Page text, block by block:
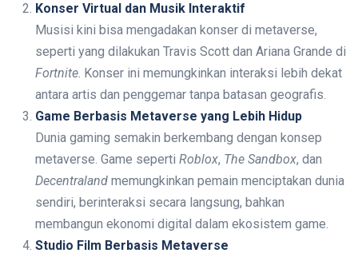
Konser Virtual dan Musik Interaktif
Musisi kini bisa mengadakan konser di metaverse,
seperti yang dilakukan Travis Scott dan Ariana Grande di
Fortnite. Konser ini memungkinkan interaksi lebih dekat
antara artis dan penggemar tanpa batasan geografis.
Game Berbasis Metaverse yang Lebih Hidup
Dunia gaming semakin berkembang dengan konsep
metaverse. Game seperti Roblox, The Sandbox, dan
Decentraland memungkinkan pemain menciptakan dunia
sendiri, berinteraksi secara langsung, bahkan
membangun ekonomi digital dalam ekosistem game.
Studio Film Berbasis Metaverse